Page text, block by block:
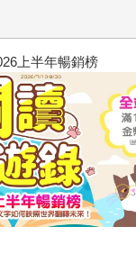
上半年暢銷榜